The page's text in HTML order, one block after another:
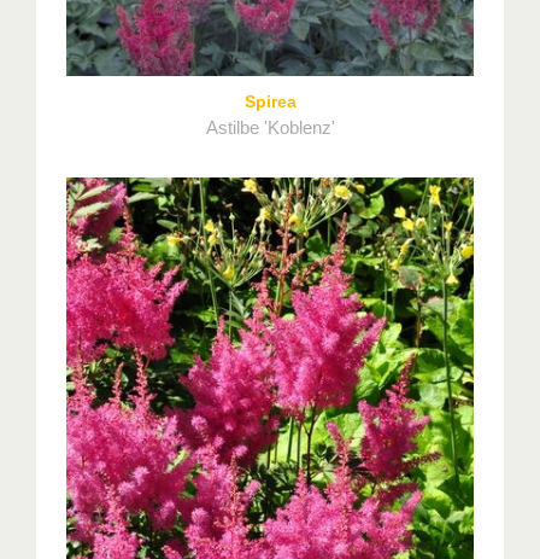
Spirea
Astilbe 'Koblenz'